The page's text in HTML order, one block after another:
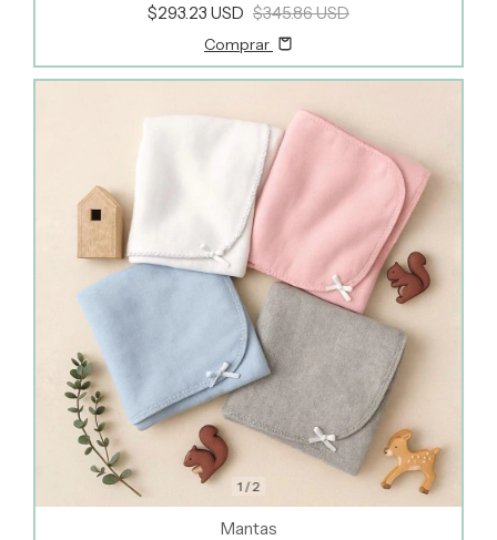
$293.23 USD $345.86 USD
Comprar
1 /2
Mantas